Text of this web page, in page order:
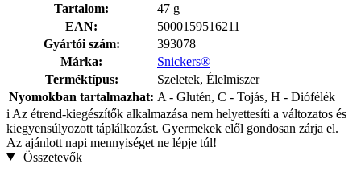
Tartalom:
47 g
EAN:
5000159516211
Gyártói szám:
393078
Márka:
Snickers®
Terméktípus:
Szeletek, Élelmiszer
Nyomokban tartalmazhat: A - Glutén, C - Tojás, H - Diófélék
i Az étrend-kiegészítők alkalmazása nem helyettesíti a változatos és
kiegyensúlyozott táplálkozást. Gyermekek elől gondosan zárja el.
Az ajánlott napi mennyiséget ne lépje túl!
Összetevők